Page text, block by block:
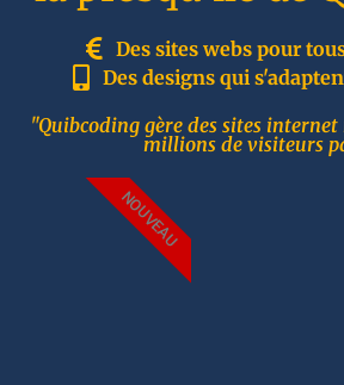
Des sites webs pour
Des designs qui
"Quibcoding gère des sites
millions de visiteurs
NOUVEAU